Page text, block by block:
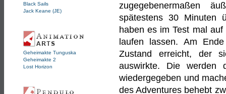
Black Sails
Jack Keane (JE)
Geheimakte Tunguska
Geheimakte 2
Lost Horizon
zugegebenermaßen
spätestens 30 Minuten
haben es im Test mal
laufen lassen. Am
Zustand erreicht, der
auswirkte. Die werden
wiedergegeben und
des Adventures behebt